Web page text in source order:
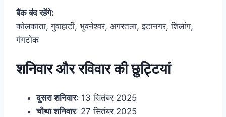
बैंक बंद रहेंगे:
कोलकाता, गुवाहाटी, भुवनेश्वर, अगरतला, इटानगर, शिलांग,
गंगटोक
शनिवार और रविवार की छुट्टियां
दूसरा शनिवार: 13 सितंबर 2025
चौथा शनिवार: 27 सितंबर 2025